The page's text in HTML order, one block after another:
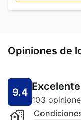
Opiniones de
9.4 Excelente
103